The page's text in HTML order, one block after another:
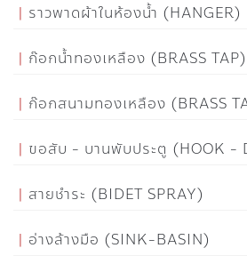
ราวพาดผ้าในห้องน้ำ (HANGER)
ก๊อกน้ำทองเหลือง (BRASS TAP)
ก๊อกสนามทองเหลือง (BRASS
ขอสับ - บานพับประตู (HOOK -
สายชำระ (BIDET SPRAY)
อ่างล้างมือ (SINK-BASIN)